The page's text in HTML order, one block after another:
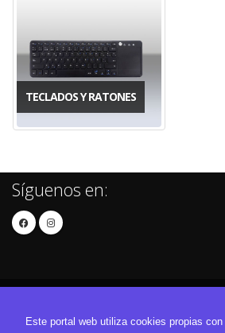
Este portal web utiliza cookies propias con
TECLADOS Y RATONES
Síguenos en: